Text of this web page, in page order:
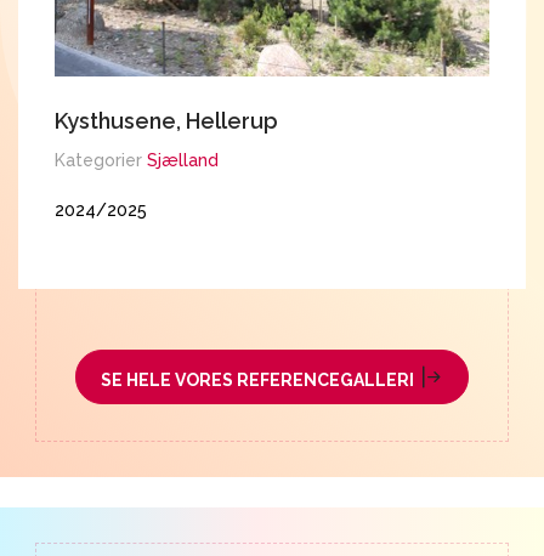
Kysthusene, Hellerup
Kategorier Sjælland
2024/2025
SE HELE VORES REFERENCEGALLERI